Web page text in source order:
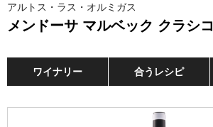
アルトス・ラス・オルミガス
メンドーサ マルベック クラシコ
ワイナリー 合うレシピ